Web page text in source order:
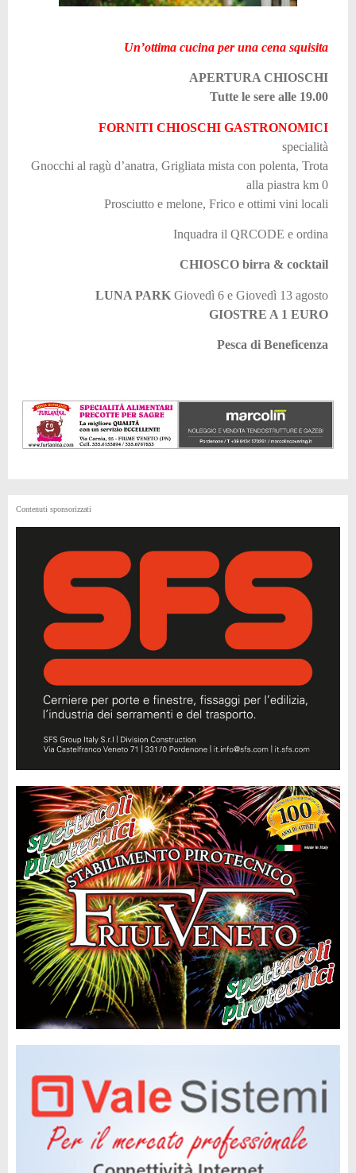
Un’ottima cucina per una cena squisita
APERTURA CHIOSCHI
Tutte le sere alle 19.00
FORNITI CHIOSCHI GASTRONOMICI
specialità
Gnocchi al ragù d’anatra, Grigliata mista con polenta, Trota
alla piastra km 0
Prosciutto e melone, Frico e ottimi vini locali
Inquadra il QRCODE e ordina
CHIOSCO birra & cocktail
LUNA PARK Giovedì 6 e Giovedì 13 agosto
GIOSTRE A 1 EURO
Pesca di Beneficenza
Contenuti sponsorizzati